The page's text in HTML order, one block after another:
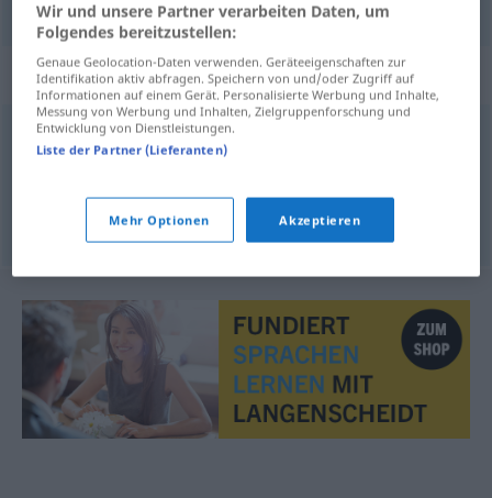
Synonyme für "mannigfach"
mancherlei,vielfältig,gemischt
© OpenThesaurus.de
Wir und unsere Partner verarbeiten Daten, um
Folgendes bereitzustellen:
Genaue Geolocation-Daten verwenden. Geräteeigenschaften zur
Identifikation aktiv abfragen. Speichern von und/oder Zugriff auf
Informationen auf einem Gerät. Personalisierte Werbung und Inhalte,
Messung von Werbung und Inhalten, Zielgruppenforschung und
Entwicklung von Dienstleistungen.
Liste der Partner (Lieferanten)
Mehr Optionen Akzeptieren